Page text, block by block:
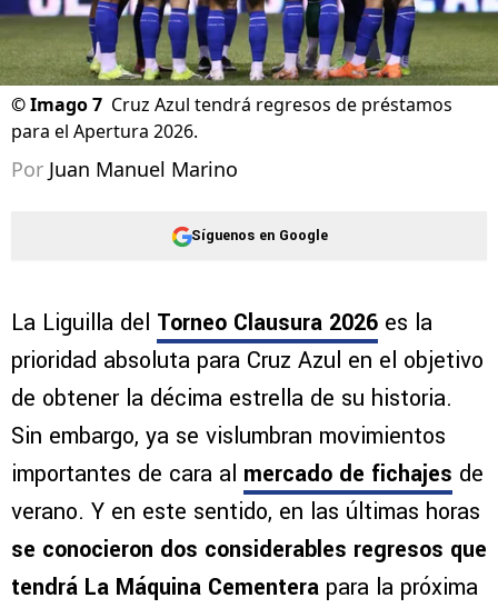
©Imago 7 Cruz Azul tendrá regresos de préstamos
para el Apertura 2026.
Por Juan Manuel Marino
Síguenos en Google
La Liguilla del Torneo Clausura 2026 es la
prioridad absoluta para Cruz Azul en el objetivo
de obtener la décima estrella de su historia.
Sin embargo, ya se vislumbran movimientos
importantes de cara al mercado de fichajes de
verano. Y en este sentido, en las últimas horas
se conocieron dos considerables regresos que
tendrá La Máquina Cementera para la próxima